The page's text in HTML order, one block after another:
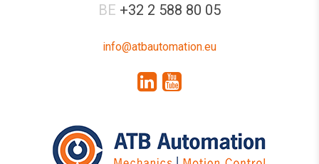
BE +32 2 588 80 05
info@atbautomation.eu